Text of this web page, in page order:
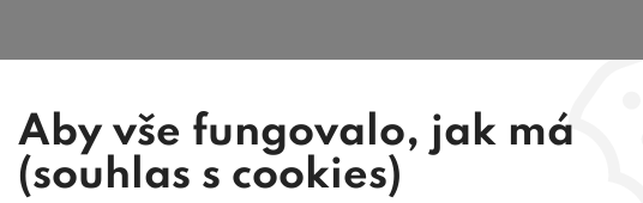
Testováno
Aby vše fungovalo, jak má
(souhlas s cookies)